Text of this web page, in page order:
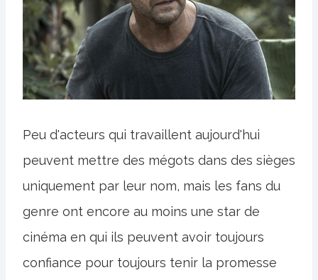
Peu d'acteurs qui travaillent aujourd'hui
peuvent mettre des mégots dans des sièges
uniquement par leur nom, mais les fans du
genre ont encore au moins une star de
cinéma en qui ils peuvent avoir toujours
confiance pour toujours tenir la promesse